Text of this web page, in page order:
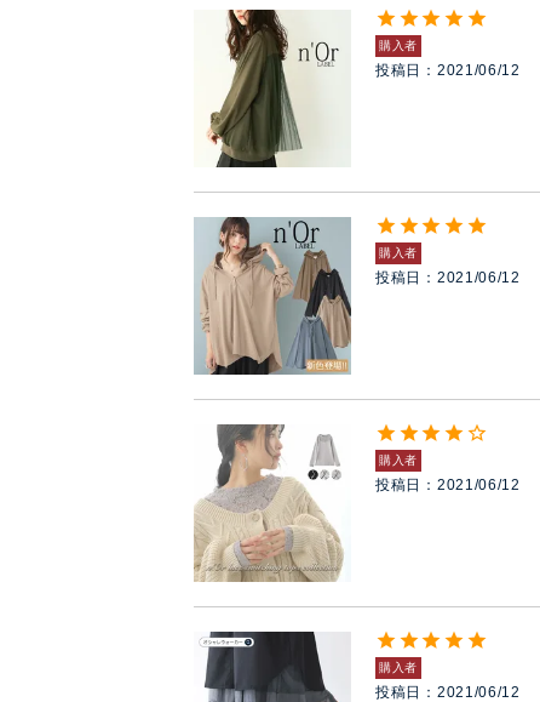
購入者
投稿日 2021/06/12
購入者
投稿日 2021/06/12
購入者
投稿日 2021/06/12
購入者
投稿日 2021/06/12